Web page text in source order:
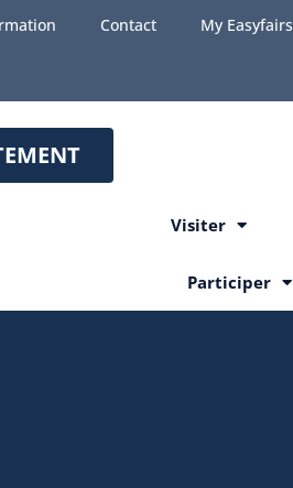
Contact My Easyfairs
Visiter
Participer